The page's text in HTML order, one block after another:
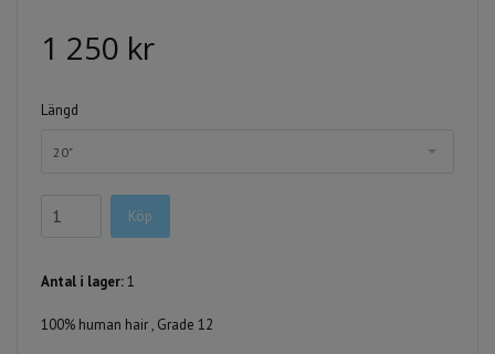
1 250 kr
Längd
20"
Köp
Antal i lager:1
100% human hair , Grade 12